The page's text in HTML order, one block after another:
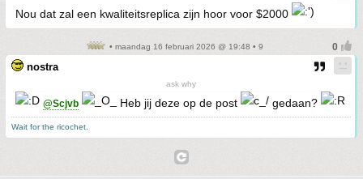
Nou dat zal een kwaliteitsreplica zijn hoor voor $2000
• maandag 16 februari 2026 @ 19:48 • 9
nostra
ask why
@Scjvb Heb jij deze op de post gedaan?
Wait for the ricochet.